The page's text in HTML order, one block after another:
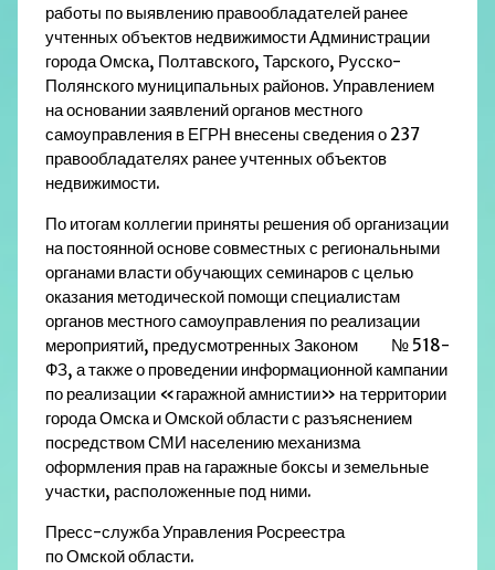
работы по выявлению правообладателей ранее
учтенных объектов недвижимости Администрации
города Омска, Полтавского, Тарского, Русско-
Полянского муниципальных районов. Управлением
на основании заявлений органов местного
самоуправления в ЕГРН внесены сведения о 237
правообладателях ранее учтенных объектов
недвижимости.
По итогам коллегии приняты решения об организации
на постоянной основе совместных с региональными
органами власти обучающих семинаров с целью
оказания методической помощи специалистам
органов местного самоуправления по реализации
мероприятий, предусмотренных Законом № 518-
ФЗ, а также о проведении информационной кампании
по реализации «гаражной амнистии» на территории
города Омска и Омской области с разъяснением
посредством СМИ населению механизма
оформления прав на гаражные боксы и земельные
участки, расположенные под ними.
Пресс-служба Управления Росреестра
по Омской области.